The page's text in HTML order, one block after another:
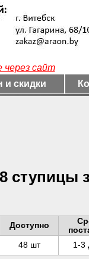
через сайт
и скидки
ступицы
Доступно
48шт 1-3